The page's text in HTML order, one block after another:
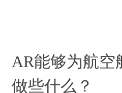
AR能够为航空
做些什么？